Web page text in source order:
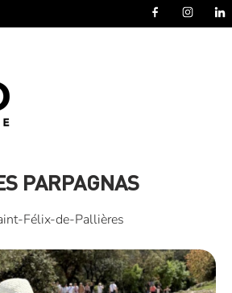
PARPAGNAS
Félix-de-Pallières